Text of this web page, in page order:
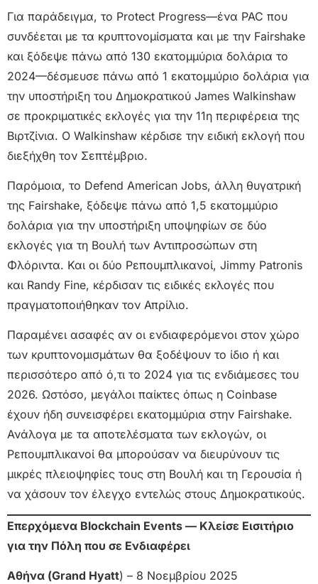
Για παράδειγμα, το Protect Progress—ένα PAC που
συνδέεται με τα κρυπτονομίσματα και με την Fairshake
και ξόδεψε πάνω από 130 εκατομμύρια δολάρια το
2024—δέσμευσε πάνω από 1 εκατομμύριο δολάρια για
την υποστήριξη του Δημοκρατικού James Walkinshaw
σε προκριματικές εκλογές για την 11η περιφέρεια της
Βιρτζίνια. Ο Walkinshaw κέρδισε την ειδική εκλογή που
διεξήχθη τον Σεπτέμβριο.
Παρόμοια, το Defend American Jobs, άλλη θυγατρική
της Fairshake, ξόδεψε πάνω από 1,5 εκατομμύριο
δολάρια για την υποστήριξη υποψηφίων σε δύο
εκλογές για τη Βουλή των Αντιπροσώπων στη
Φλόριντα. Και οι δύο Ρεπουμπλικανοί, Jimmy Patronis
και Randy Fine, κέρδισαν τις ειδικές εκλογές που
πραγματοποιήθηκαν τον Απρίλιο.
Παραμένει ασαφές αν οι ενδιαφερόμενοι στον χώρο
των κρυπτονομισμάτων θα ξοδέψουν το ίδιο ή και
περισσότερο από ό,τι το 2024 για τις ενδιάμεσες του
2026. Ωστόσο, μεγάλοι παίκτες όπως η Coinbase
έχουν ήδη συνεισφέρει εκατομμύρια στην Fairshake.
Ανάλογα με τα αποτελέσματα των εκλογών, οι
Ρεπουμπλικανοί θα μπορούσαν να διευρύνουν τις
μικρές πλειοψηφίες τους στη Βουλή και τη Γερουσία ή
να χάσουν τον έλεγχο εντελώς στους Δημοκρατικούς.
Επερχόμενα Blockchain Events — Κλείσε Εισιτήριο
για την Πόλη που σε Ενδιαφέρει
Αθήνα (Grand Hyatt) – 8 Νοεμβρίου 2025